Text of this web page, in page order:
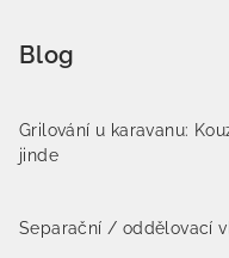
Blog
Grilování u karavanu:
jinde
Separační / oddělovací